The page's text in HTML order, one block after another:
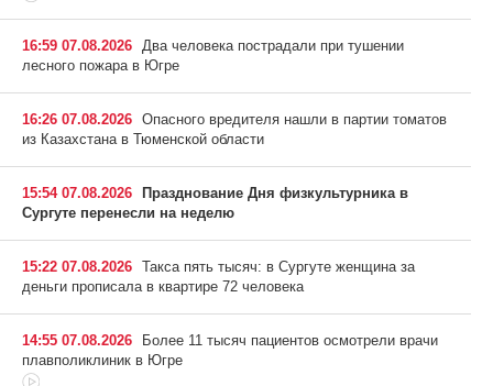
16:59 07.08.2026
Два человека пострадали при тушении
лесного пожара в Югре
16:26 07.08.2026 Опасного вредителя нашли в партии томатов
из Казахстана в Тюменской области
15:54 07.08.2026 Празднование Дня физкультурника в
Сургуте перенесли на неделю
15:22 07.08.2026 Такса пять тысяч: в Сургуте женщина за
деньги прописала в квартире 72 человека
14:55 07.08.2026
Более 11 тысяч пациентов осмотрели врачи
плавполиклиник в Югре